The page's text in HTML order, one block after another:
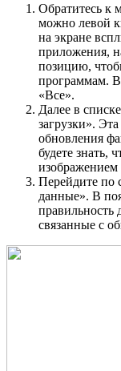
Обратитесь к
можно левой
на экране
приложения,
позицию,
программам.
«Все».
Далее в
загрузки».
обновления
будете знать,
изображением
Перейдите по
данные». В
правильность
связанные с